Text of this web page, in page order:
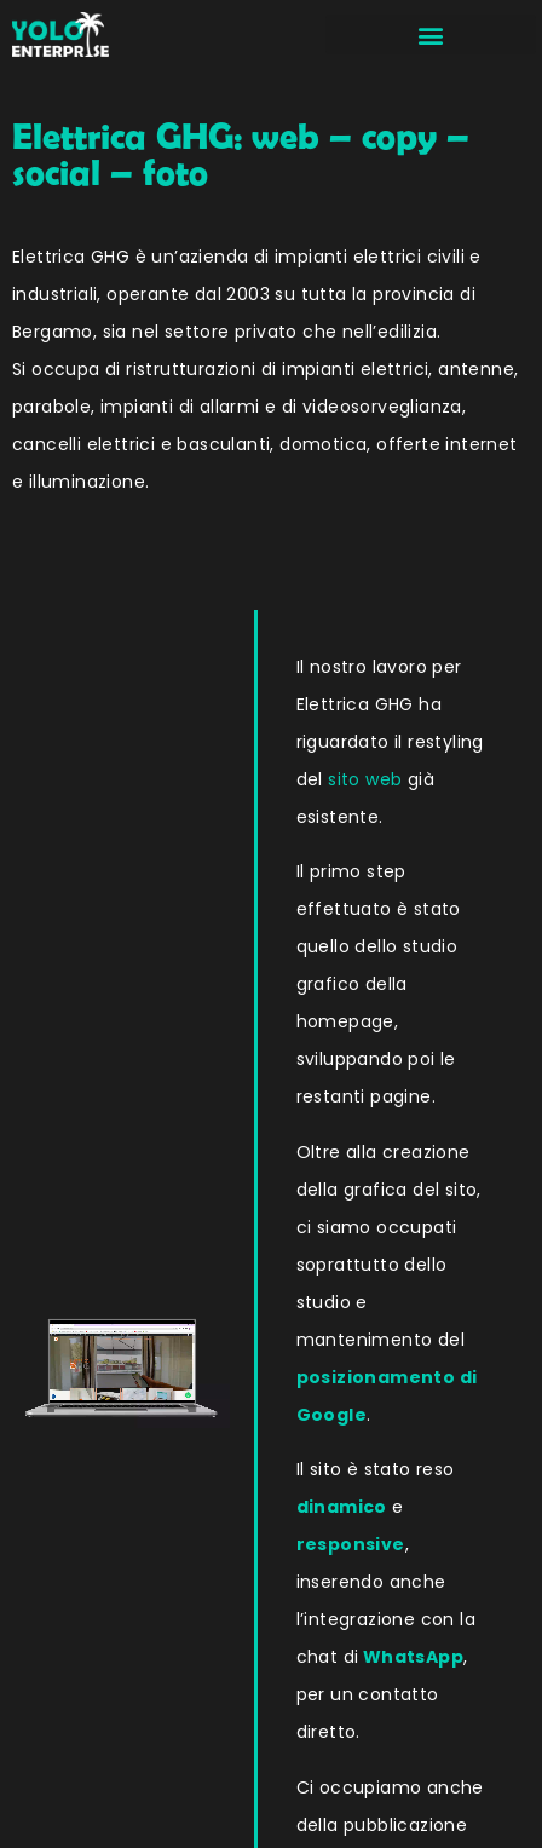
Elettrica GHG: web – copy –
social – foto
Elettrica GHG è un’azienda di impianti elettrici civili e
industriali, operante dal 2003 su tutta la provincia di
Bergamo, sia nel settore privato che nell’edilizia.
Si occupa di ristrutturazioni di impianti elettrici, antenne,
parabole, impianti di allarmi e di videosorveglianza,
cancelli elettrici e basculanti, domotica, offerte internet
e illuminazione.
Il nostro lavoro per
Elettrica GHG ha
riguardato il restyling
delsito web già
esistente.
Il primo step
effettuato è stato
quello dello studio
grafico della
homepage,
sviluppando poi le
restanti pagine.
Oltre alla creazione
della grafica del sito,
ci siamo occupati
soprattutto dello
studio e
mantenimento del
posizionamento di
Google.
Il sito è stato reso
dinamico e
responsive,
inserendo anche
l’integrazione con la
chat di WhatsApp,
per un contatto
diretto.
Ci occupiamo anche
della pubblicazione